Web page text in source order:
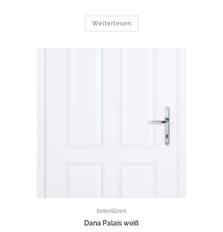
Weiterlesen
Innentüren
Dana Palais weiß